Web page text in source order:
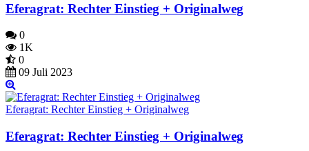
Eferagrat: Rechter Einstieg + Originalweg
0
1K
0
09 Juli 2023
Eferagrat: Rechter Einstieg + Originalweg
Eferagrat: Rechter Einstieg + Originalweg